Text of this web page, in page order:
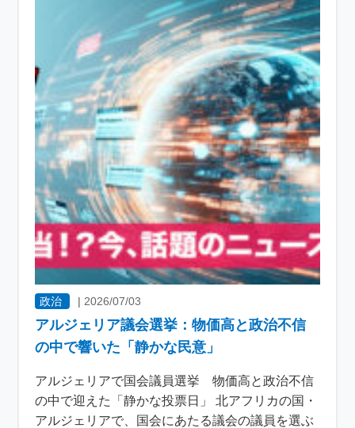
政治 | 2026/07/03
アルジェリア議会選挙：物価高と政治不信
の中で響いた「静かな民意」
アルジェリアで国会議員選挙 物価高と政治不信
の中で迎えた「静かな投票日」 北アフリカの国・
アルジェリアで、国会にあたる議会の議員を選ぶ